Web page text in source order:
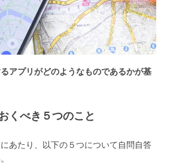
アプリがどのようなものであるかが基
くべき５つのこと
あたり、以下の５つについて自問自答